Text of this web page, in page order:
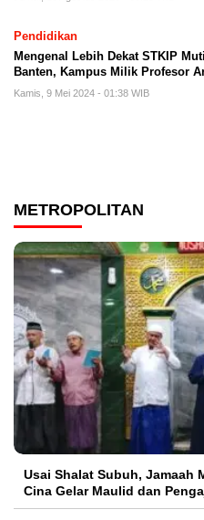
Pendidikan
Mengenal Lebih Dekat STKIP
Banten, Kampus Milik Profesor
Kamis, 9 Mei 2024 - 01:38 WIB
METROPOLITAN
Usai Shalat Subuh, Jamaah
Cina Gelar Maulid dan